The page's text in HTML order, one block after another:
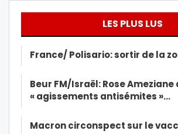
LES PLUS LUS
France/ Polisario: sortir de la
Beur FM/Israël: Rose
« agissements antisémites »…
Macron circonspect sur le